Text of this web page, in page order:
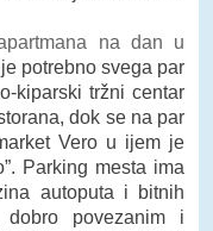
na dan u
potrebno svega par
kiparski tržni centar
dok se na par
Vero u ijem je
Parking mesta ima
autoputa i bitnih
povezanim i